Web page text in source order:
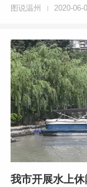
图说温州 2020-06-
我市开展水上